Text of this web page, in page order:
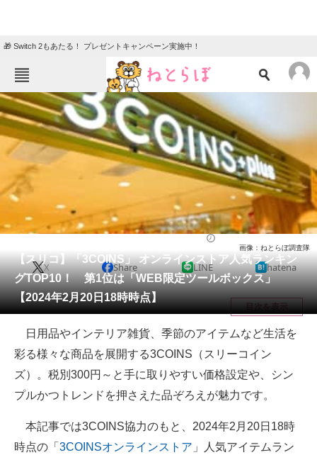
🎁 Switch 2もあたる！ プレゼントキャンペーン実施中！
ねとらぼメニュー
TOP ニュース
エンタメ クイズ
グルメ 地域
住まい 教育・育児
動物 リサーチ
会員記事
メディア
注目記事を集めた総合ページ
ITの今と未来を見通す
スマホと通信の最新トレンド
【スリコ】「3COINS」 オンラインストア人気ランキン
グTOP10！ 第1位は「WEB限定ツールボックス」
【2024年2月20日18時時点】
画像：ねとらぼ調査隊
X Share LINE hatena
目次を表示
日用品やインテリア雑貨、季節のアイテムなど生活を
彩る様々な商品を展開する3COINS（スリーコイン
ズ）。税別300円～と手に取りやすい価格設定や、シン
プルかつトレンドを押さえた品ぞろえが魅力です。
本記事では3COINS協力のもと、2024年2月20日18時
時点の「 3COINSオンラインストア 」人気アイテムラン